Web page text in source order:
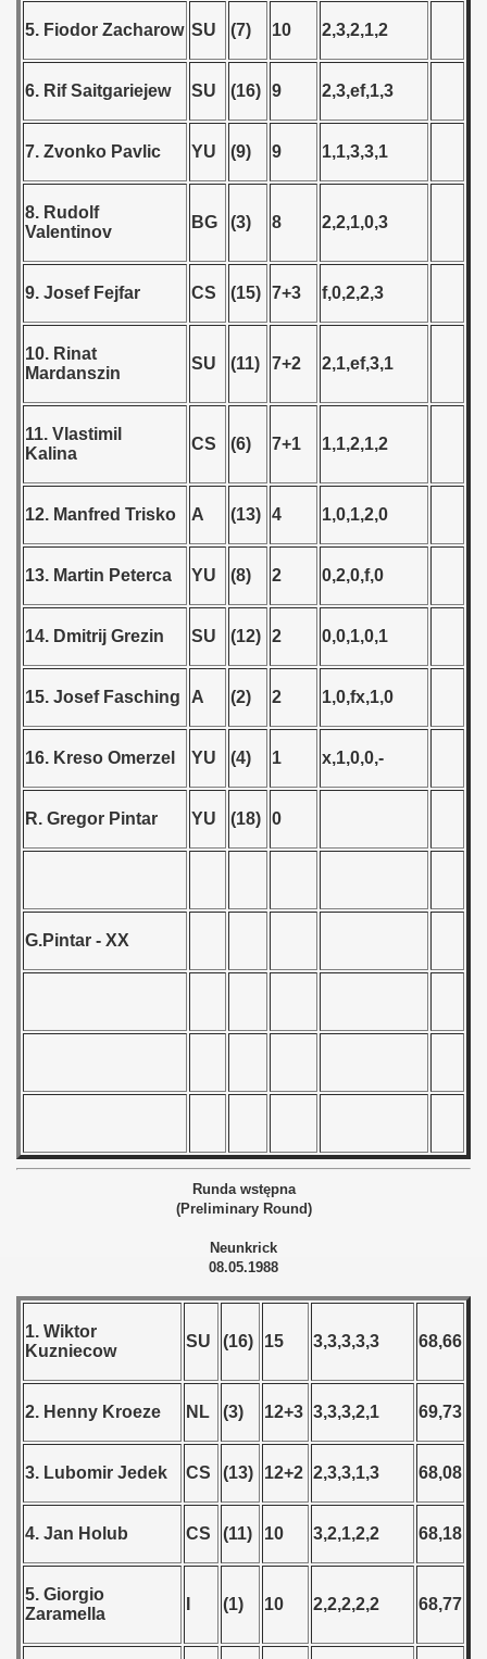
5. Fiodor Zacharow SU (7) 10 2,3,2,1,2
6. Rif Saitgariejew SU (16) 9 2,3,ef,1,3
7. Zvonko Pavlic YU (9) 9 1,1,3,3,1
8. Rudolf
Valentinov
BG (3) 8 2,2,1,0,3
9. Josef Fejfar CS (15) 7+3 f,0,2,2,3
10. Rinat
Mardanszin
SU (11) 7+2 2,1,ef,3,1
11. Vlastimil
Kalina
CS (6) 7+1 1,1,2,1,2
12. Manfred Trisko A (13) 4 1,0,1,2,0
13. Martin Peterca YU (8) 2 0,2,0,f,0
14. Dmitrij Grezin SU (12) 2 0,0,1,0,1
15. Josef Fasching A (2) 2 1,0,fx,1,0
16. Kreso Omerzel YU (4) 1 x,1,0,0,-
R. Gregor Pintar YU (18) 0
G.Pintar - XX
Runda wstępna
(Preliminary Round)
Neunkrick
08.05.1988
1. Wiktor
Kuzniecow
SU (16) 15 3,3,3,3,3 68,66
2. Henny Kroeze NL (3) 12+3 3,3,3,2,1 69,73
3. Lubomir Jedek CS (13) 12+2 2,3,3,1,3 68,08
4. Jan Holub CS (11) 10 3,2,1,2,2 68,18
5. Giorgio
Zaramella
(1) 10 2,2,2,2,2 68,77
- 2000
- 2002
- 2003
- 2005
- 2006
- 2007
- 2008
- 2009
- 2010
- 2012
- 2013
- 2014
- 2016
- 2017
- 2023
classe